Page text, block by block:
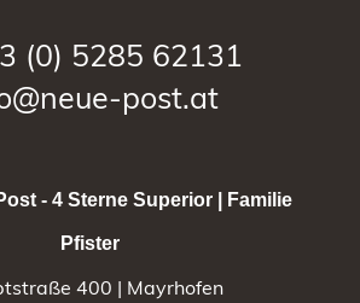
(0) 5285 62131
post.at
- 4 Sterne Superior | Familie
Pfister
400 | Mayrhofen